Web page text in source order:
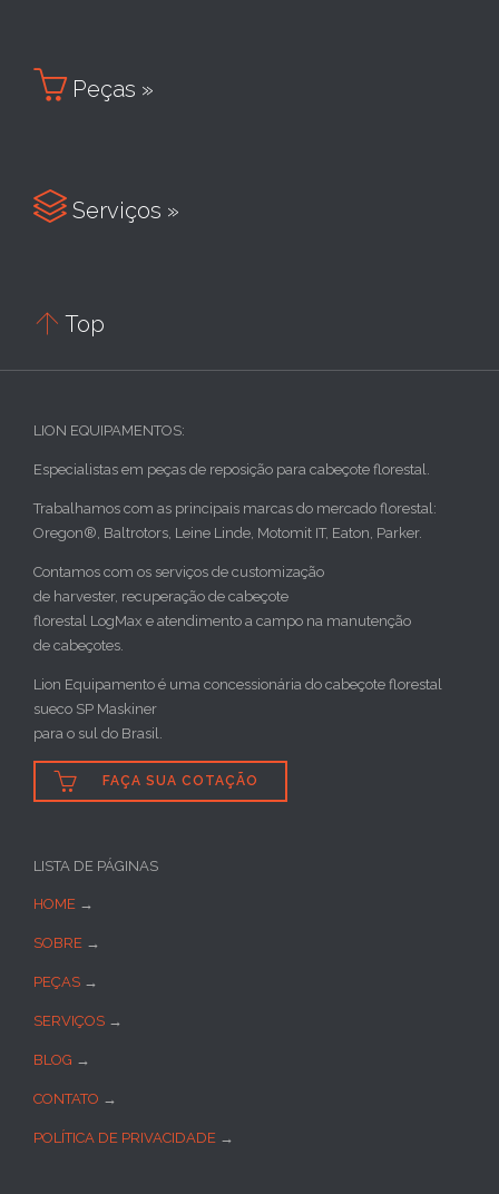
 Peças »
 Serviços »
 Top
LION EQUIPAMENTOS:
Especialistas em peças de reposição para cabeçote florestal.
Trabalhamos com as principais marcas do mercado florestal:
Oregon®, Baltrotors, Leine Linde, Motomit IT, Eaton, Parker.
Contamos com os serviços de customização
de harvester, recuperação de cabeçote
florestal LogMax e atendimento a campo na manutenção
de cabeçotes.
Lion Equipamento é uma concessionária do cabeçote florestal
sueco SP Maskiner
para o sul do Brasil.
 FAÇA SUA COTAÇÃO
LISTA DE PÁGINAS
HOME →
SOBRE →
PEÇAS →
SERVIÇOS →
BLOG →
CONTATO →
POLÍTICA DE PRIVACIDADE →